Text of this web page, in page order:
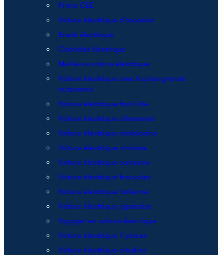
Prime CEE
Voiture électrique d’occasion
Break électrique
Cabriolet électrique
Meilleure voiture électrique
Voiture électrique avec la plus grande
autonomie
Voiture électrique familiale
Voiture électrique allemande
Voiture électrique américaine
Voiture électrique chinoise
Voiture électrique coréenne
Voiture électrique française
Voiture électrique italienne
Voiture électrique japonaise
Voyager en voiture électrique
Voiture électrique 7 places
Voiture électrique citadine